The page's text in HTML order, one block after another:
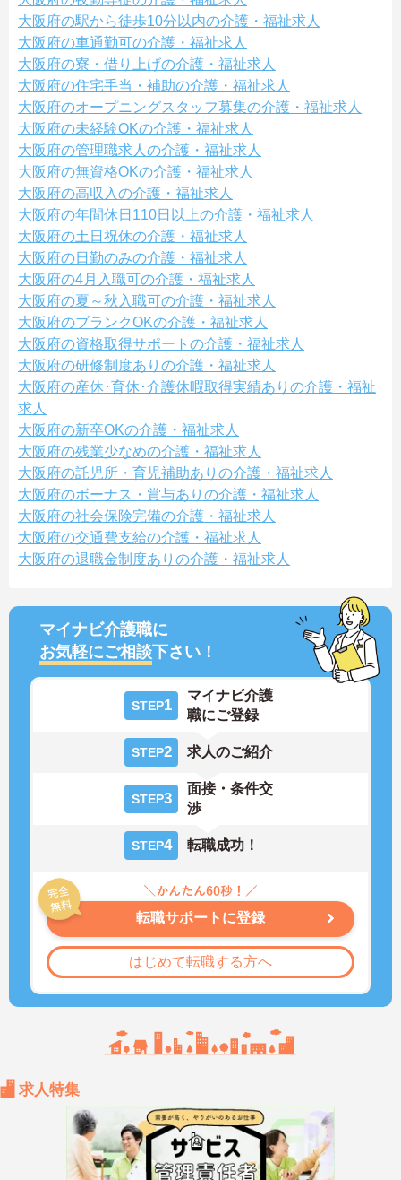
大阪府の駅から徒歩10分以内の介護・福祉求人
大阪府の車通勤可の介護・福祉求人
大阪府の寮・借り上げの介護・福祉求人
大阪府の住宅手当・補助の介護・福祉求人
大阪府のオープニングスタッフ募集の介護・福祉求人
大阪府の未経験OKの介護・福祉求人
大阪府の管理職求人の介護・福祉求人
大阪府の無資格OKの介護・福祉求人
大阪府の高収入の介護・福祉求人
大阪府の年間休日110日以上の介護・福祉求人
大阪府の土日祝休の介護・福祉求人
大阪府の日勤のみの介護・福祉求人
大阪府の4月入職可の介護・福祉求人
大阪府の夏～秋入職可の介護・福祉求人
大阪府のブランクOKの介護・福祉求人
大阪府の資格取得サポートの介護・福祉求人
大阪府の研修制度ありの介護・福祉求人
大阪府の産休･育休･介護休暇取得実績ありの介護・福祉
求人
大阪府の新卒OKの介護・福祉求人
大阪府の残業少なめの介護・福祉求人
大阪府の託児所・育児補助ありの介護・福祉求人
大阪府のボーナス・賞与ありの介護・福祉求人
大阪府の社会保険完備の介護・福祉求人
大阪府の交通費支給の介護・福祉求人
大阪府の退職金制度ありの介護・福祉求人
マイナビ介護職に
お気軽にご相談下さい！
STEP1
マイナビ介護
職にご登録
STEP2 求人のご紹介
STEP3
面接・条件交
渉
STEP4 転職成功！
転職サポートに登録
はじめて転職する方へ
求人特集